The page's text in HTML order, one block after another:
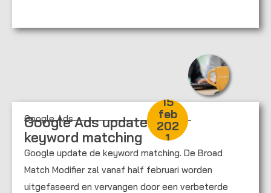
We gebruiken cookies om content en advertenties te
personaliseren, om functies voor social media te bieden
en om ons websiteverkeer te analyseren. Ook delen we
informatie over uw gebruik van onze site met onze
partners voor social media, adverteren en analyse. Deze
partners kunnen deze gegevens combineren met andere
informatie die u aan ze heeft verstrekt of die ze hebben
verzameld op basis van uw gebruik van hun services.
Google Ads
15
feb
202
1
Google Ads update
keyword matching
Google update de keyword matching. De Broad
Match Modifier zal vanaf half februari worden
uitgefaseerd en vervangen door een verbeterde